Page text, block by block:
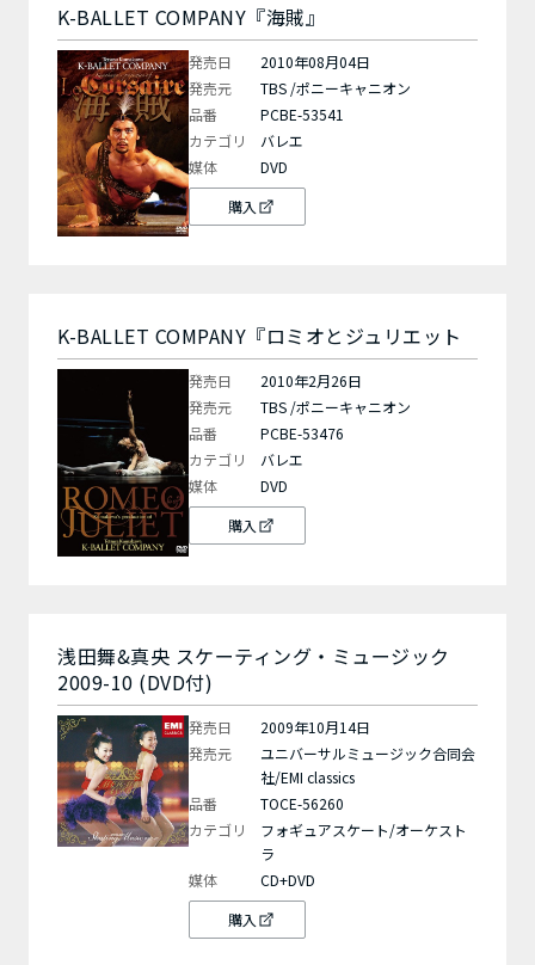
K-BALLET COMPANY『海賊』
発売日
2010年08月04日
発売元
TBS /ポニーキャニオン
品番
PCBE-53541
カテゴリ
バレエ
媒体
DVD
購入
K-BALLET COMPANY『ロミオとジュリエット
発売日
2010年2月26日
発売元
TBS /ポニーキャニオン
品番
PCBE-53476
カテゴリ
バレエ
媒体
DVD
購入
浅田舞&真央 スケーティング・ミュージック
2009-10 (DVD付)
発売日
2009年10月14日
発売元
ユニバーサルミュージック合同会
社/EMI classics
品番
TOCE-56260
カテゴリ
フォギュアスケート/オーケスト
ラ
媒体
CD+DVD
購入